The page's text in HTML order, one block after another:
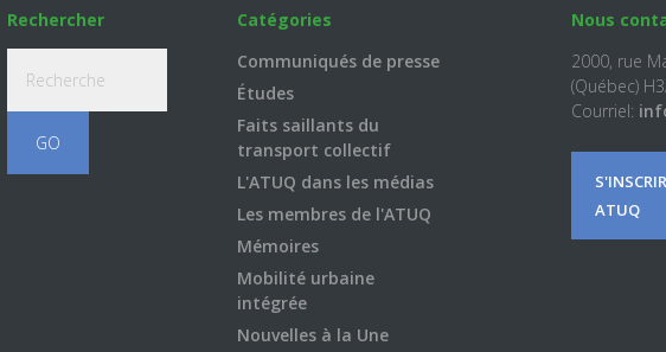
Rechercher
Catégories
Communiqués de presse
Études
Faits saillants du
transport collectif
L'ATUQ dans les médias
Les membres de l'ATUQ
Mémoires
Mobilité urbaine
intégrée
Nouvelles à la Une
Nous
2000, rue
(Québec)
Courriel:
ATUQ